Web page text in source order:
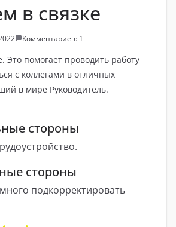
в связке
Комментариев: 1
Это помогает проводить работу
с коллегами в отличных
в мире Руководитель.
стороны
стороны
подкорректировать